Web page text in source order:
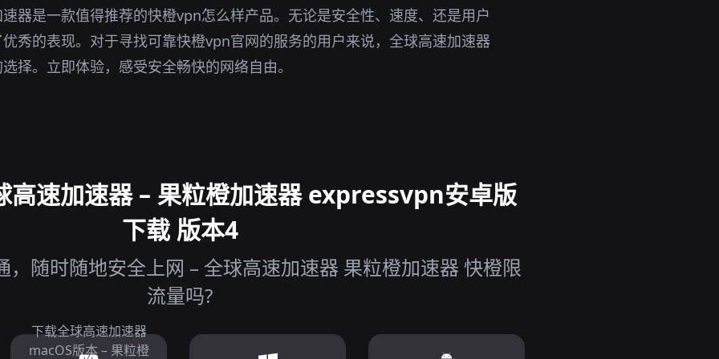
器是一款值得推荐的快橙vpn怎么样产品。无论是安全性、速度、还是用户
秀的表现。对于寻找可靠快橙vpn官网的服务的用户来说，全球高速加速器
择。立即体验，感受安全畅快的网络自由。
高速加速器 – 果粒橙加速器 expressvpn安卓版
下载 版本4
，随时随地安全上网 – 全球高速加速器 果粒橙加速器 快橙限
流量吗?
下载全球高速加速器
macOS版本 – 果粒橙